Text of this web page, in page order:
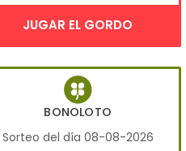
JUGAR EL GORDO
BONOLOTO
Sorteo del día 08-08-2026